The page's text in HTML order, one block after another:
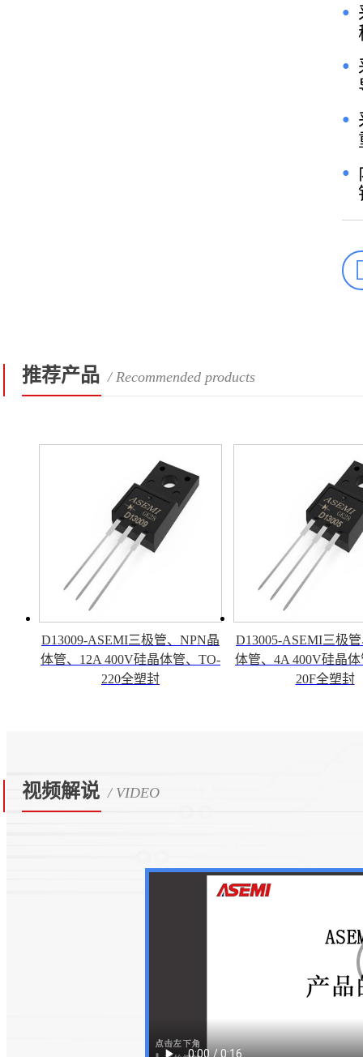
●
●
●
●
推荐产品 / Recommended products
D13009-ASEMI三极管、NPN晶
体管、12A 400V硅晶体管、TO-
220全塑封
D13005-ASEMI三极
体管、4A 400V硅晶
20F全塑封
视频解说 / VIDEO